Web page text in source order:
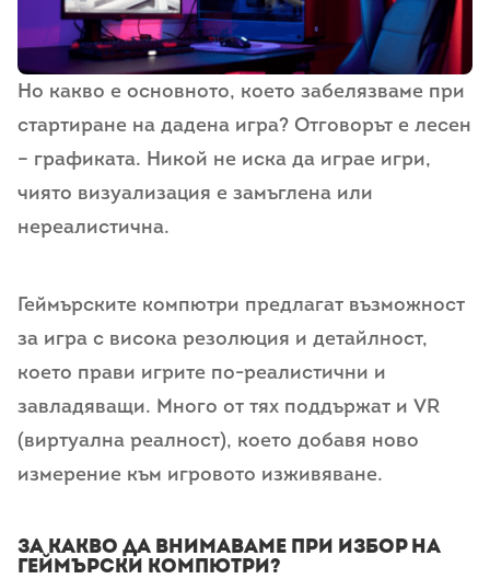
Но какво е основното, което забелязваме при
стартиране на дадена игра? Отговорът е лесен
– графиката. Никой не иска да играе игри,
чиято визуализация е замъглена или
нереалистична.
Геймърските компютри предлагат възможност
за игра с висока резолюция и детайлност,
което прави игрите по-реалистични и
завладяващи. Много от тях поддържат и VR
(виртуална реалност), което добавя ново
измерение към игровото изживяване.
За какво да внимаваме при избор на
геймърски компютри?